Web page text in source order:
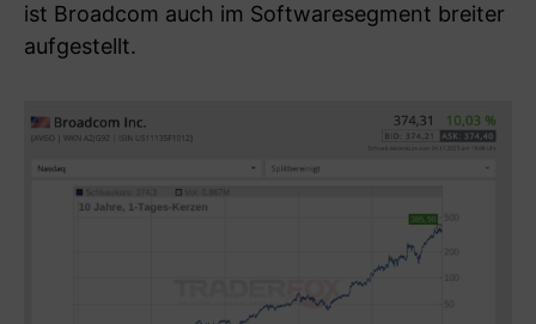
ist Broadcom auch im Softwaresegment breiter
aufgestellt.